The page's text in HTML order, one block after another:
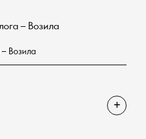
– Возила